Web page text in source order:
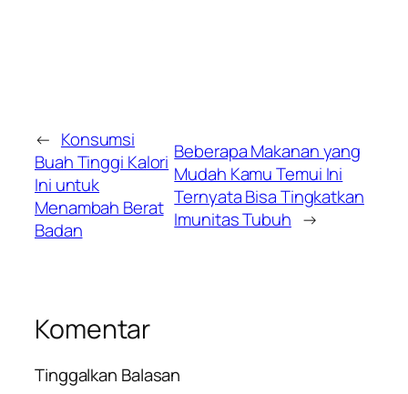
← Konsumsi
Buah Tinggi Kalori
Ini untuk
Menambah Berat
Badan
Beberapa Makanan yang
Mudah Kamu Temui Ini
Ternyata Bisa Tingkatkan
Imunitas Tubuh →
Komentar
Tinggalkan Balasan